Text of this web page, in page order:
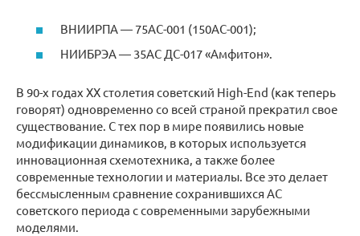
ВНИИРПА — 75АС-001 (150АС-001);
НИИБРЭА — 35АС ДС-017 «Амфитон».
В 90-х годах ХХ столетия советский High-End (как теперь
говорят) одновременно со всей страной прекратил свое
существование. С тех пор в мире появились новые
модификации динамиков, в которых используется
инновационная схемотехника, а также более
современные технологии и материалы. Все это делает
бессмысленным сравнение сохранившихся АС
советского периода с современными зарубежными
моделями.